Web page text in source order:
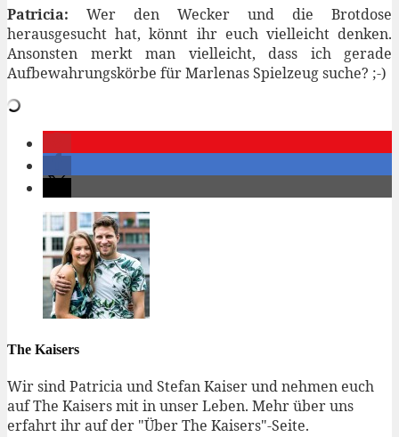
Patricia: Wer den Wecker und die Brotdose
herausgesucht hat, könnt ihr euch vielleicht denken.
Ansonsten merkt man vielleicht, dass ich gerade
Aufbewahrungskörbe für Marlenas Spielzeug suche? ;-)
The Kaisers
Wir sind Patricia und Stefan Kaiser und nehmen euch
auf The Kaisers mit in unser Leben. Mehr über uns
erfahrt ihr auf der "Über The Kaisers"-Seite.